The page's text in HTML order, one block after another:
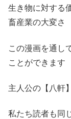
生き物に対する
畜産業の大変さ
この漫画を通し
ことができます
主人公の【八軒
私たち読者も同